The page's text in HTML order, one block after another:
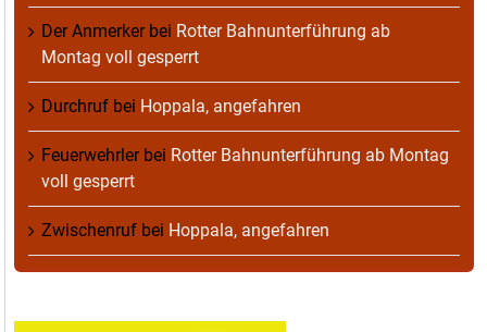
Der Anmerkerbei Rotter Bahnunterführung ab
Montag voll gesperrt
Durchruf bei Hoppala, angefahren
Feuerwehrlerbei Rotter Bahnunterführung ab Montag
voll gesperrt
Zwischenruf bei Hoppala, angefahren